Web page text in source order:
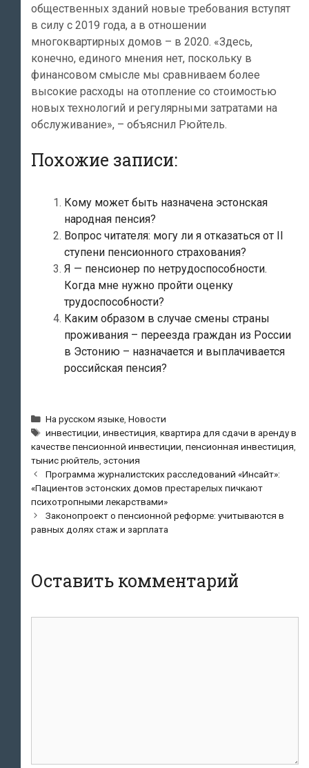
общественных зданий новые требования вступят
в силу с 2019 года, а в отношении
многоквартирных домов – в 2020. «Здесь,
конечно, единого мнения нет, поскольку в
финансовом смысле мы сравниваем более
высокие расходы на отопление со стоимостью
новых технологий и регулярными затратами на
обслуживание», – объяснил Рюйтель.
Похожие записи:
Кому может быть назначена эстонская
народная пенсия?
Вопрос читателя: могу ли я отказаться от II
ступени пенсионного страхования?
Я — пенсионер по нетрудоспособности.
Когда мне нужно пройти оценку
трудоспособности?
Каким образом в случае смены страны
проживания – переезда граждан из России
в Эстонию – назначается и выплачивается
российская пенсия?
Рубрики
На русском языке ,Новости
Метки
инвестиции ,инвестиция ,квартира для сдачи в аренду в
качестве пенсионной инвестиции пенсионная инвестиция
тынис рюйтель эстония
Навигация
по
записям
Программа журналистских расследований «Инсайт»:
«Пациентов эстонских домов престарелых пичкают
психотропными лекарствами»
Законопроект о пенсионной реформе: учитываются в
равных долях стаж и зарплата
Оставить комментарий